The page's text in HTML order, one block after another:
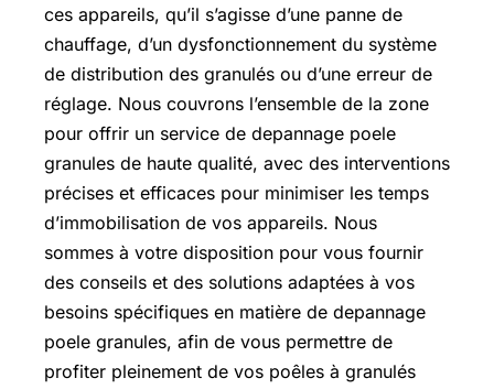
ces appareils, qu’il s’agisse d’une panne de
chauffage, d’un dysfonctionnement du système
de distribution des granulés ou d’une erreur de
réglage. Nous couvrons l’ensemble de la zone
pour offrir un service de depannage poele
granules de haute qualité, avec des interventions
précises et efficaces pour minimiser les temps
d’immobilisation de vos appareils. Nous
sommes à votre disposition pour vous fournir
des conseils et des solutions adaptées à vos
besoins spécifiques en matière de depannage
poele granules, afin de vous permettre de
profiter pleinement de vos poêles à granulés